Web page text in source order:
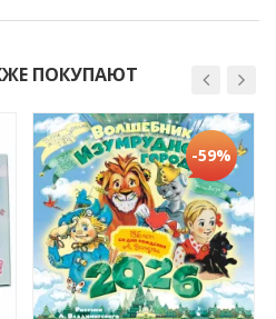
ПОКУПАЮТ
-59%